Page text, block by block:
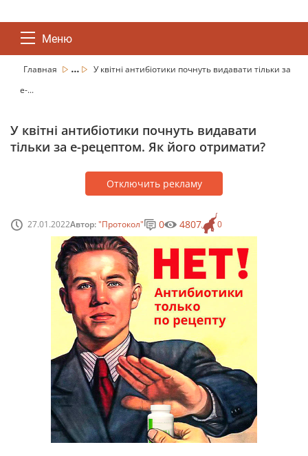
Меню
Главная ...
У квітні антибіотики почнуть видавати тільки за
е-...
У квітні антибіотики почнуть видавати
тільки за е-рецептом. Як його отримати?
Отключить рекламу
27.01.2022Автор:"Протокол" 0
0 4807